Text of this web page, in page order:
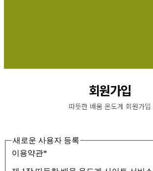
회원가입
따듯한 배움 온도계 회원가입
새로운 사용자 등록
이용약관*